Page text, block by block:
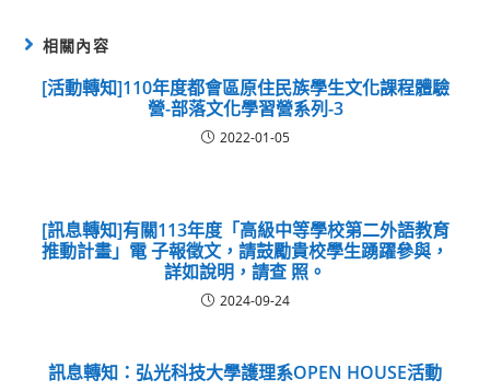
相關內容
[活動轉知]110年度都會區原住民族學生文化課程體驗
營-部落文化學習營系列-3
2022-01-05
[訊息轉知]有關113年度「高級中等學校第二外語教育
推動計畫」電 子報徵文，請鼓勵貴校學生踴躍參與，
詳如說明，請查 照。
2024-09-24
訊息轉知：弘光科技大學護理系OPEN HOUSE活動